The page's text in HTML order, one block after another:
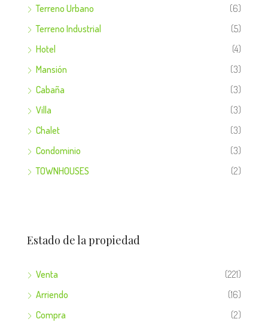
Terreno Urbano
(6)
Terreno Industrial
(5)
Hotel
(4)
Mansión
(3)
Cabaña
(3)
Villa
(3)
Chalet
(3)
Condominio
(3)
TOWNHOUSES
(2)
Estado de la propiedad
Venta
(221)
Arriendo
(16)
Compra
(2)